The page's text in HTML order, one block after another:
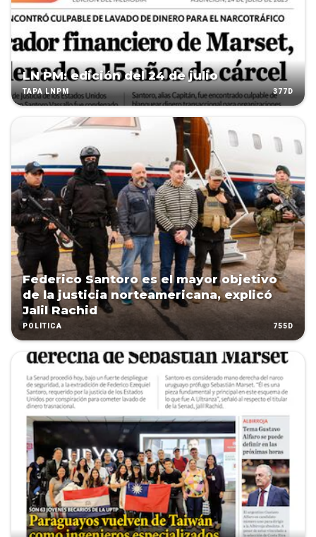
LN PM: edición del 24 de julio
TAPA LNPM 377D
Federico Santoro es el mayor objetivo
de la justicia norteamericana, explicó
Jalil Rachid
POLÍTICA 755D